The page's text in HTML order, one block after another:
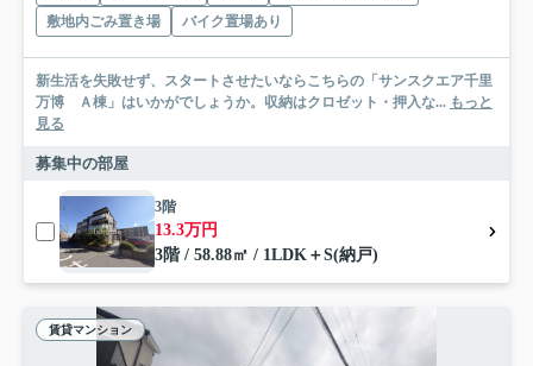
敷地内ごみ置き場
バイク置場あり
新生活を失敗せず、スタートさせたいならこちらの「サンスクエア千里
万博 Ａ棟」はいかがでしょうか。収納はクロゼット・押入な... もっと
見る
募集中の部屋
3階
13.3万円
3階 / 58.88㎡ / 1LDK＋S(納戸)
賃貸マンション